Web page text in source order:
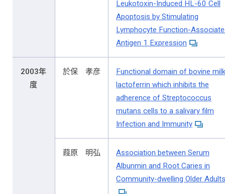
Leukotoxin-Induced HL-60 Cell
Apoptosis by Stimulating
Lymphocyte Function-
Antigen 1 Expression
2003年
度
於保 孝彦
Functional domain of bovine milk
lactoferrin which inhibits the
adherence of Streptococcus
mutans cells to a salivary film
Infection and Immunity
葭原 明弘
Association between Serum
Albunmin and Root Caries in
Community-dwelling Older Adults